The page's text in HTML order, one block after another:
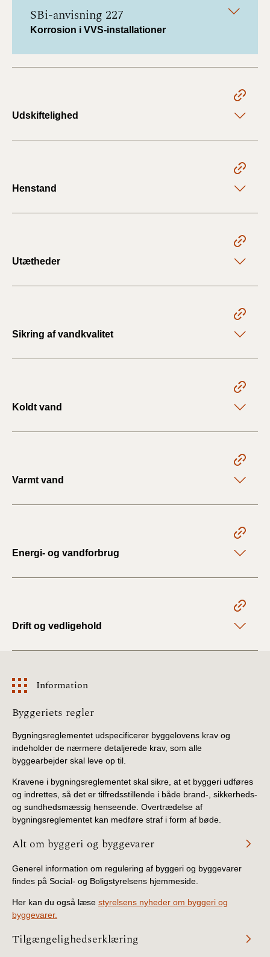
SBi-anvisning 227
Korrosion i VVS-installationer
Udskiftelighed
Henstand
Utætheder
Sikring af vandkvalitet
Koldt vand
Varmt vand
Energi- og vandforbrug
Drift og vedligehold
Information
Information
Byggeriets regler
Bygningsreglementet udspecificerer byggelovens krav og
indeholder de nærmere detaljerede krav, som alle
byggearbejder skal leve op til.
Kravene i bygningsreglementet skal sikre, at et byggeri udføres
og indrettes, så det er tilfredsstillende i både brand-, sikkerheds-
og sundhedsmæssig henseende. Overtrædelse af
bygningsreglementet kan medføre straf i form af bøde.
Alt om byggeri og byggevarer
Generel information om regulering af byggeri og byggevarer
findes på Social- og Boligstyrelsens hjemmeside.
Her kan du også læse styrelsens nyheder om byggeri og
byggevarer.
Tilgængelighedserklæring